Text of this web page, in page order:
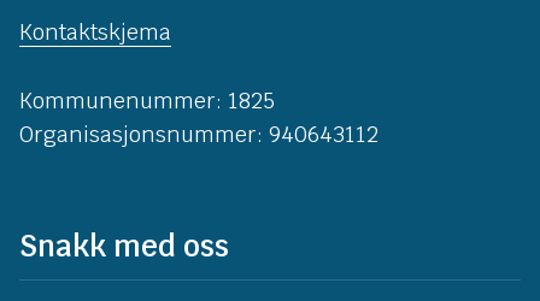
Kontaktskjema
Kommunenummer: 1825
Organisasjonsnummer: 940643112
Snakk med oss